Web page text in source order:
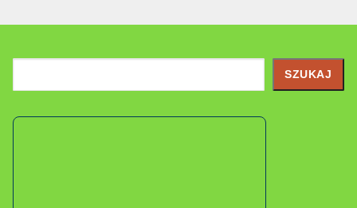
SZUKAJ